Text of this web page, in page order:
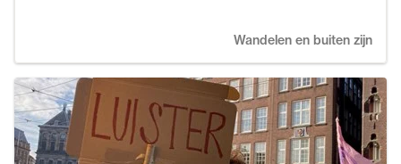
Wandelen en buiten zijn